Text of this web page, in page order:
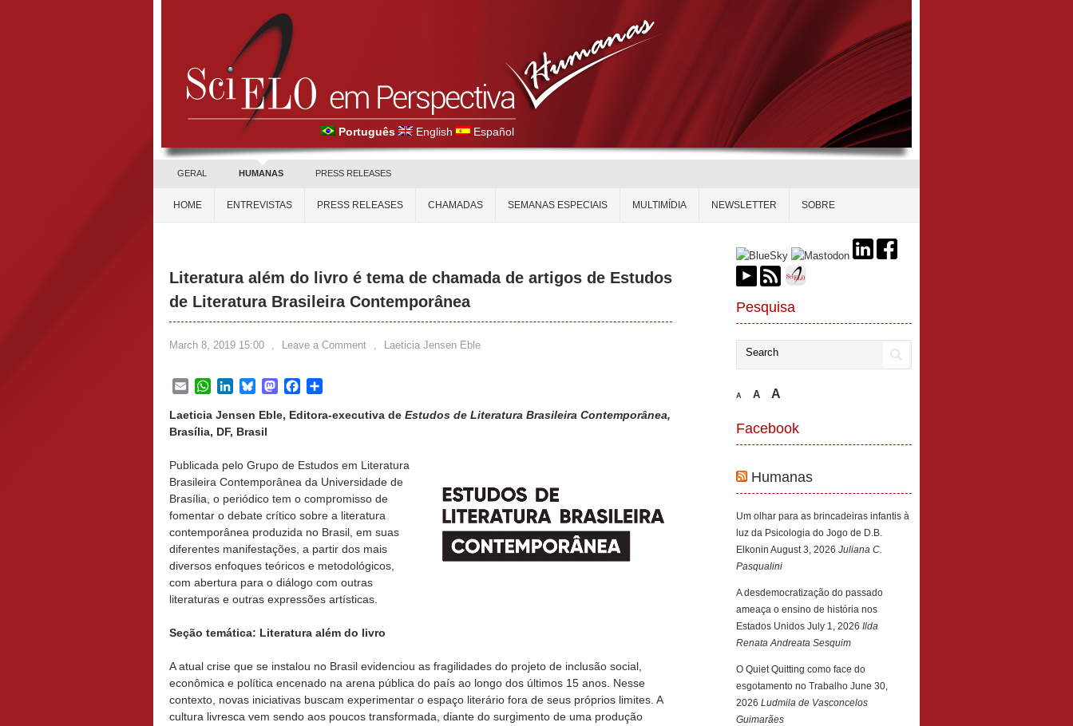
Português English Español
GERAL HUMANAS PRESS RELEASES
HOME ENTREVISTAS PRESS RELEASES CHAMADAS SEMANAS ESPECIAIS MULTIMÍDIA NEWSLETTER SOBRE
Literatura além do livro é tema de chamada de artigos de Estudos
de Literatura Brasileira Contemporânea
March 8, 2019 15:00 , Leave a Comment , Laeticia Jensen Eble
EmailWhatsApp
LinkedInBlueskyMastodonFacebook
Laeticia Jensen Eble, Editora-executiva de Estudos de Literatura Brasileira Contemporânea,
Brasília, DF, Brasil
Publicada pelo Grupo de Estudos em Literatura
Brasileira Contemporânea da Universidade de
Brasília, o periódico tem o compromisso de
fomentar o debate crítico sobre a literatura
contemporânea produzida no Brasil, em suas
diferentes manifestações, a partir dos mais
diversos enfoques teóricos e metodológicos,
com abertura para o diálogo com outras
literaturas e outras expressões artísticas.
Seção temática: Literatura além do livro
A atual crise que se instalou no Brasil evidenciou as fragilidades do projeto de inclusão social,
econômica e política encenado na arena pública do país ao longo dos últimos 15 anos. Nesse
contexto, novas iniciativas buscam experimentar o espaço literário fora de seus próprios limites. A
cultura livresca vem sendo aos poucos transformada, diante do surgimento de uma produção
Pesquisa
A A A
Facebook
Humanas
Um olhar para as brincadeiras infantis à
luz da Psicologia do Jogo de D.B.
Elkonin August 3, 2026 Juliana C.
Pasqualini
A desdemocratização do passado
ameaça o ensino de história nos
Estados Unidos July 1, 2026 Ilda
Renata Andreata Sesquim
O Quiet Quitting como face do
esgotamento no Trabalho June 30,
2026 Ludmila de Vasconcelos
Guimarães